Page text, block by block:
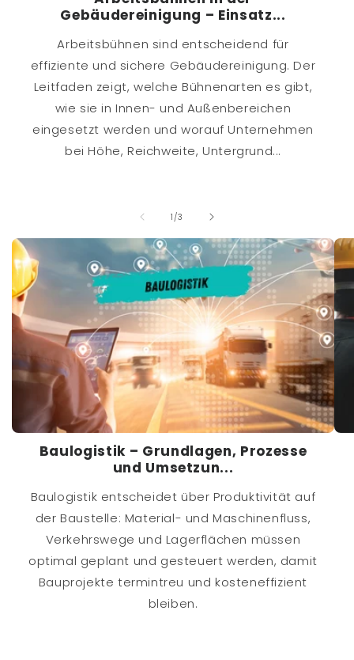
Gebäudereinigung – Einsatz...
Arbeitsbühnen sind entscheidend für
effiziente und sichere Gebäudereinigung. Der
Leitfaden zeigt, welche Bühnenarten es gibt,
wie sie in Innen- und Außenbereichen
eingesetzt werden und worauf Unternehmen
bei Höhe, Reichweite, Untergrund...
1 /von
3
Baulogistik – Grundlagen, Prozesse
und Umsetzun...
Baulogistik entscheidet über Produktivität auf
der Baustelle: Material- und Maschinenfluss,
Verkehrswege und Lagerflächen müssen
optimal geplant und gesteuert werden, damit
Bauprojekte termintreu und kosteneffizient
bleiben.